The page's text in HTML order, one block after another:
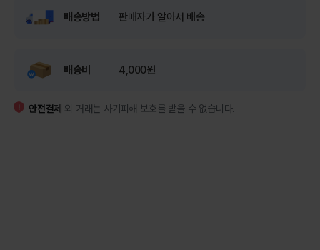
배송방법 판매자가 알아서 배송
배송비 4,000원
안전결제 외 거래는 사기피해 보호를 받을 수 없습니다.